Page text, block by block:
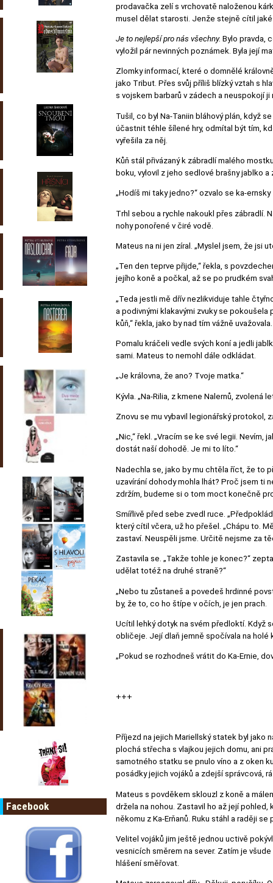
Facebook
prodavačka zelí s vrchovatě naloženou
musel dělat starosti. Jenže stejně cítil
Je to nejlepší pro nás všechny. Bylo pravda,
vyložil pár nevinných poznámek. Byla její
Zlomky informací, které o domnělé
jako Tribut. Přes svůj příliš blízký vztah s
s vojskem barbarů v zádech a neuspokojí ji
Tušil, co byl Na-Taniin bláhový plán, když
účastnit téhle šílené hry, odmítal být tím,
vyřešila za něj.
Kůň stál přivázaný k zábradlí malého
boku, vylovil z jeho sedlové brašny jablko
„Hodíš mi taky jedno?“ ozvalo se ka-
Trhl sebou a rychle nakoukl přes zábradlí.
nohy ponořené v čiré vodě.
Mateus na ni jen zíral. „Myslel jsem, že jsi
„Ten den teprve přijde,“ řekla, s
jejího koně a počkal, až se po prudkém
„Teda jestli mě dřív nezlikviduje tahle
a podivnými klakavými zvuky se
kůň,“ řekla, jako by nad tím vážně
Pomalu kráčeli vedle svých koní a jedli
sami. Mateus to nemohl dále odkládat.
„Je královna, že ano? Tvoje matka.“
Kývla. „Na-Rilia, z kmene Nalernů,
Znovu se mu vybavil legionářský protokol,
„Nic,“ řekl. „Vracím se ke své legii.
dostát naší dohodě. Je mi to líto.“
Nadechla se, jako by mu chtěla říct, že to
uzavírání dohody mohla lhát? Proč jsem ti
zdržím, budeme si o tom moct konečně
Smířlivě před sebe zvedl ruce.
který cítil včera, už ho přešel. „Chápu to.
zastaví. Neuspěli jsme. Určitě nejsme za
Zastavila se. „Takže tohle je konec?“
udělat totéž na druhé straně?“
„Nebo tu zůstaneš a povedeš hrdinné
by, že to, co ho štípe v očích, je jen prach.
Ucítil lehký dotyk na svém předloktí. Když
obličeje. Její dlaň jemně spočívala na holé
„Pokud se rozhodneš vrátit do Ka-Ernie,
+++
Příjezd na jejich Mariellský statek byl jako
plochá střecha s vlajkou jejich domu, ani
samotného statku se pnulo víno a z oken
posádky jejich vojáků a zdejší správcová,
Mateus s povděkem sklouzl z koně a
držela na nohou. Zastavil ho až její
někomu z Ka-Erňanů. Ruku stáhl a raději
Velitel vojáků jim ještě jednou uctivě
vesnicích směrem na sever. Zatím je
hlášení směřovat.